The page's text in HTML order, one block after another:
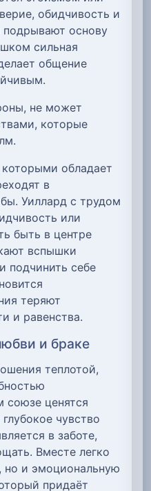
обидчивость и
подрывают основу
сильная
общение
не может
которые
обладает
в
Уиллард с трудом
или
быть в центре
вспышки
подчинить себе
теряют
и равенства.
и браке
теплотой,
союзе ценятся
чувство
в заботе,
Вместе легко
но и эмоциональную
придаёт